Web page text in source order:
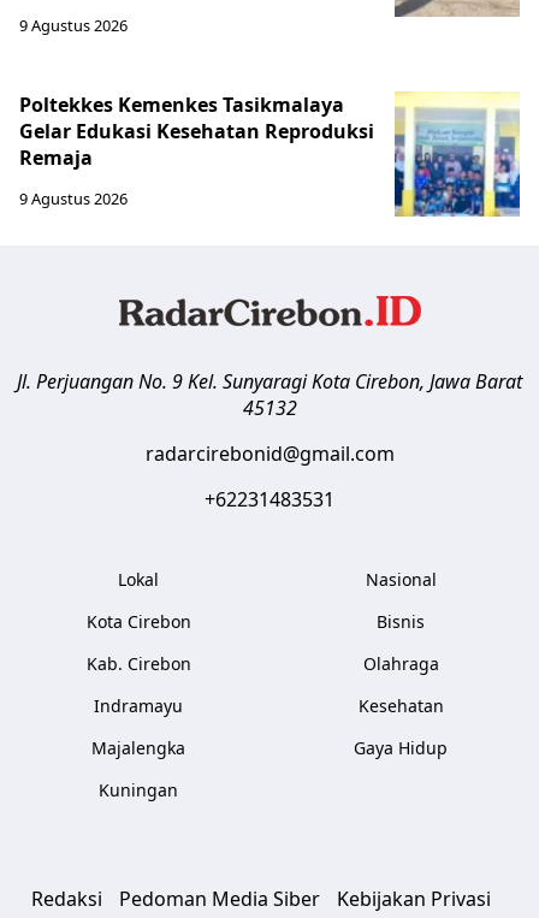
9 Agustus 2026
Poltekkes Kemenkes Tasikmalaya
Gelar Edukasi Kesehatan Reproduksi
Remaja
9 Agustus 2026
Jl. Perjuangan No. 9 Kel. SunyaragiKota Cirebon, Jawa Barat
45132
radarcirebonid@gmail.com
+62231483531
Lokal
Kota Cirebon
Kab. Cirebon
Indramayu
Majalengka
Kuningan
Nasional
Bisnis
Olahraga
Kesehatan
Gaya Hidup
Redaksi Pedoman Media Siber Kebijakan Privasi